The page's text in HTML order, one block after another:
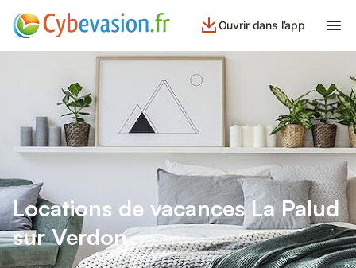
Ouvrir dans l’app
Locations de vacances La Palud
sur Verdon